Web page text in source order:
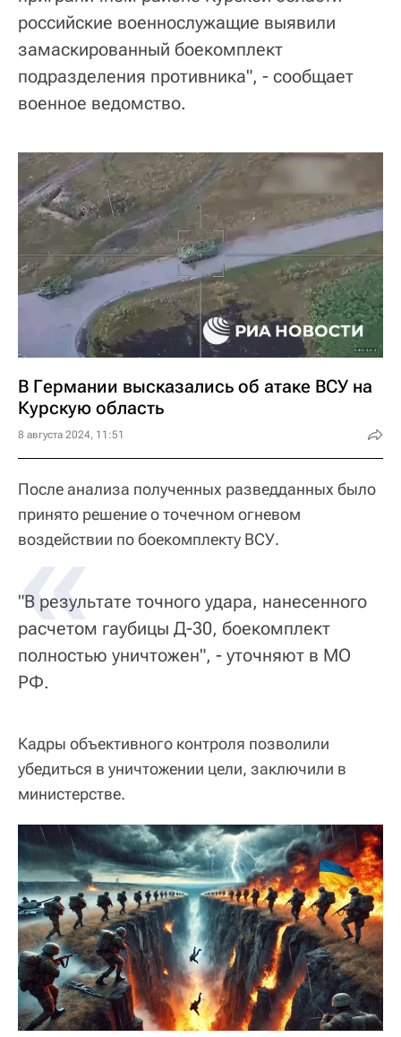
российские военнослужащие выявили
замаскированный боекомплект
подразделения противника", - сообщает
военное ведомство.
В Германии высказались об атаке ВСУ на
Курскую область
8 августа 2024, 11:51
После анализа полученных разведданных было
принято решение о точечном огневом
воздействии по боекомплекту ВСУ.
«
"В результате точного удара, нанесенного
расчетом гаубицы Д-30, боекомплект
полностью уничтожен", - уточняют в МО
РФ.
Кадры объективного контроля позволили
убедиться в уничтожении цели, заключили в
министерстве.